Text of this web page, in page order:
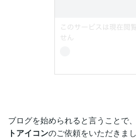
ブログを始められると言うことで、
トアイコンのご依頼をいただきま